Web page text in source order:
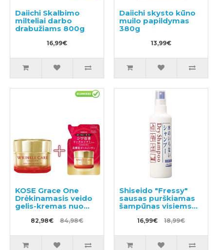
Daiichi Skalbimo
milteliai darbo
drabužiams 800g
16,99€
Daiichi skysto kūno
muilo papildymas
380g
13,99€
KOSE Grace One
Drėkinamasis veido
gelis-kremas nuo
raukšlių 100g +
užpildas 90g
82,98€ 84,98€
Shiseido "Fressy"
sausas purškiamas
šampūnas visiems
plaukų tipams 150ml
16,99€ 18,99€